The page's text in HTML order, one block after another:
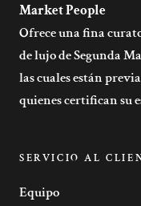
Market People
Ofrece una fina
de lujo de Segunda
las cuales están
quienes certifican su
SERVICIO AL
Equipo